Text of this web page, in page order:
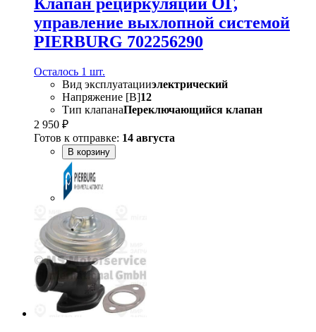
управление выхлопной системой
PIERBURG 702256290
Осталось 1 шт.
Вид эксплуатацииэлектрический
Напряжение [В]12
Тип клапанаПереключающийся клапан
2 950 ₽
Готов к отправке: 14 августа
В корзину